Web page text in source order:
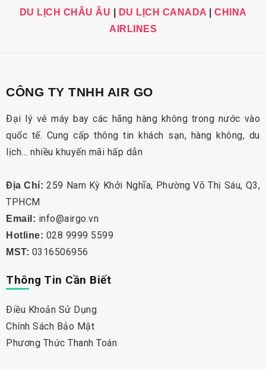
DU LỊCH CHÂU ÂU DU LỊCH CANADA
CHINA
AIRLINES
CÔNG TY TNHH AIR GO
Đại lý vé máy bay các hãng hàng không trong nước vào
quốc tế. Cung cấp thông tin khách sạn, hàng không, du
lịch… nhiều khuyến mãi hấp dẫn
Địa Chỉ: 259 Nam Kỳ Khởi Nghĩa, Phường Võ Thị Sáu, Q3,
TPHCM
Email: info@airgo.vn
Hotline: 028 9999 5599
MST: 0316506956
Thông Tin Cần Biết
Điều Khoản Sử Dụng
Chính Sách Bảo Mật
Phương Thức Thanh Toán